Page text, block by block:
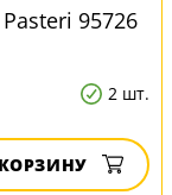
95726
2 шт.